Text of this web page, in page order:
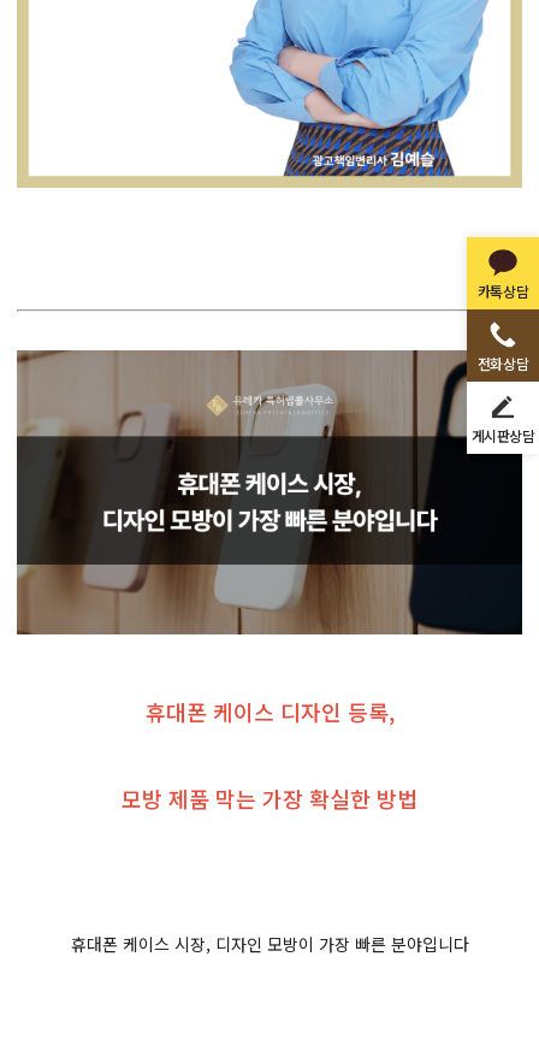
카톡상담
전화상담
게시판상담
휴대폰 케이스 디자인 등록,
모방 제품 막는 가장 확실한 방법
휴대폰 케이스 시장, 디자인 모방이 가장 빠른 분야입니다